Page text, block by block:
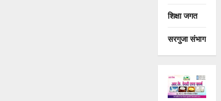
शिक्षा जगत
सरगुजा संभाग